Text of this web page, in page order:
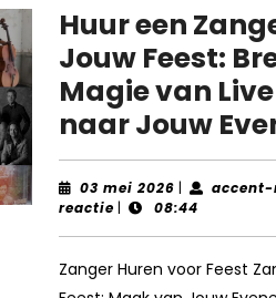
Huur een
Jouw Feest:
Magie van
naar Jouw
03 mei 2026 03
mei
| accent-
reactie | 08:44
Zanger Huren voor Feest